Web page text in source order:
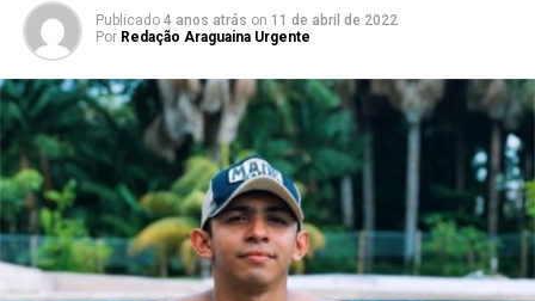
Publicado 4 anos atrás on 11 de abril de 2022
Por Redação Araguaina Urgente